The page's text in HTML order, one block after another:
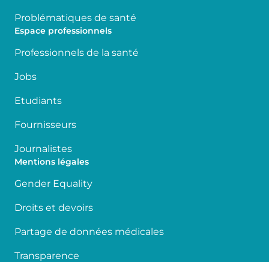
Problématiques de santé
Espace professionnels
Professionnels de la santé
Jobs
Etudiants
Fournisseurs
Journalistes
Mentions légales
Gender Equality
Droits et devoirs
Partage de données médicales
Transparence